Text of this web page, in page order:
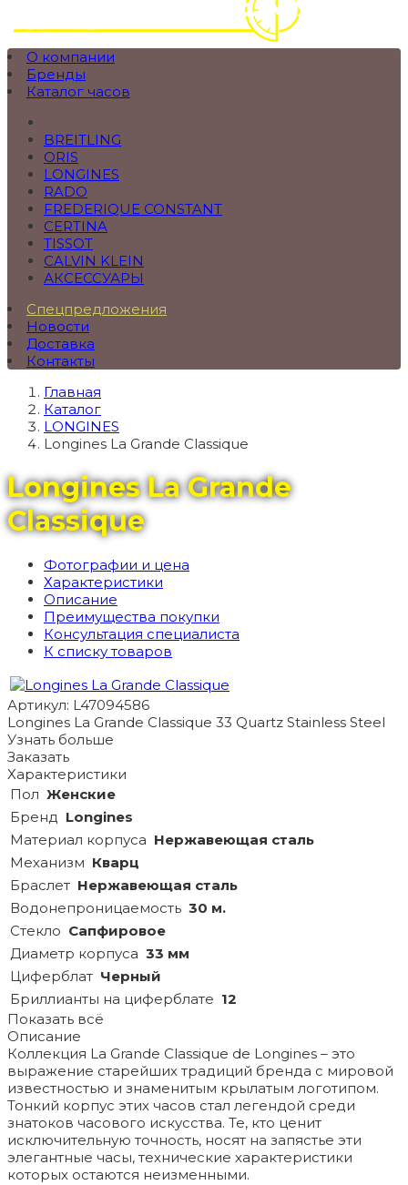
О компании
Бренды
Каталог часов
BREITLING
ORIS
LONGINES
RADO
FREDERIQUE CONSTANT
CERTINA
TISSOT
CALVIN KLEIN
АКСЕССУАРЫ
Спецпредложения
Новости
Доставка
Контакты
Главная
Каталог
LONGINES
Longines La Grande Classique
Longines La Grande
Classique
Фотографии и цена
Характеристики
Описание
Преимущества покупки
Консультация специалиста
К списку товаров
Артикул: L47094586
Longines La Grande Classique 33 Quartz Stainless Steel
Узнать больше
Заказать
Характеристики
Пол Женские
Бренд Longines
Материал корпуса Нержавеющая сталь
Механизм Кварц
Браслет Нержавеющая сталь
Водонепроницаемость 30 м.
Стекло Сапфировое
Диаметр корпуса 33 мм
Циферблат Черный
Бриллианты на циферблате 12
Показать всё
Описание
Коллекция La Grande Classique de Longines – это
выражение старейших традиций бренда с мировой
известностью и знаменитым крылатым логотипом.
Тонкий корпус этих часов стал легендой среди
знатоков часового искусства. Те, кто ценит
исключительную точность, носят на запястье эти
элегантные часы, технические характеристики
которых остаются неизменными.